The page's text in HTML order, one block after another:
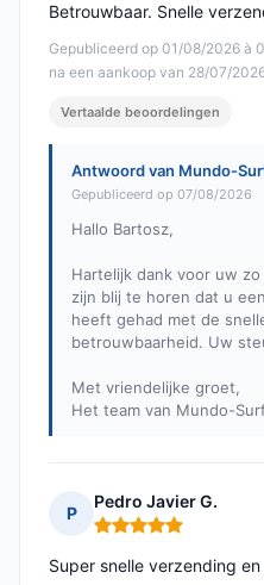
Gepubliceerd op 01/08/2026 à
na een aankoop van 28/07/
Betrouwbaar. Snelle
Vertaalde beoordelingen
Antwoord van Mundo-
Gepubliceerd op 07/08/2026
Hallo Bartosz,
Hartelijk dank voor uw
zijn blij te horen dat u
heeft gehad met de
betrouwbaarheid. Uw
Met vriendelijke groet,
Het team van Mundo-
P
Pedro Javier G.
Opmerking: 5 van 5
Super snelle verzending